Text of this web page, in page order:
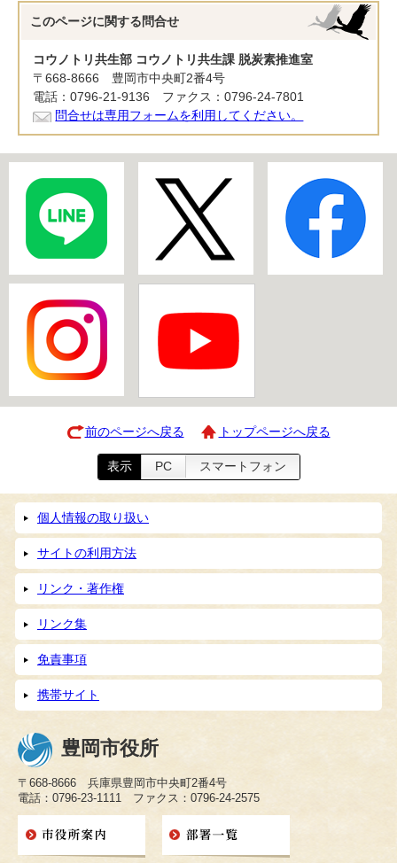
このページに関する 問合せ
コウノトリ共生部 コウノトリ共生課 脱炭素推進室
〒668-8666 豊岡市中央町2番4号
電話：0796-21-9136 ファクス：0796-24-7801
問合せは専用フォームを利用してください。
前のページへ戻る トップページへ戻る
表示 PC スマートフォン
個人情報の取り扱い
サイトの利用方法
リンク・著作権
リンク集
免責事項
携帯サイト
豊岡市役所
〒668-8666 兵庫県豊岡市中央町2番4号
電話：0796-23-1111 ファクス：0796-24-2575